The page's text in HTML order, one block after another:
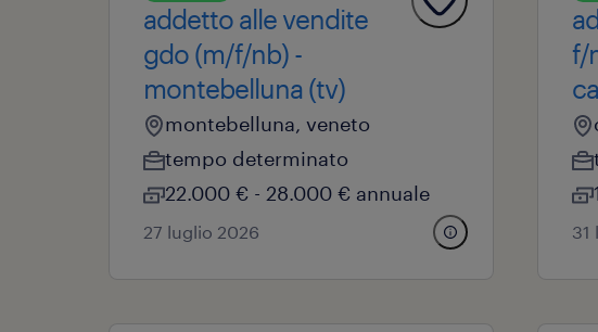
addetto alle vendite
gdo (m/f/nb) -
montebelluna (tv)
montebelluna, veneto
tempo determinato
22.000 € - 28.000 € annuale
27 luglio 2026
f/
31